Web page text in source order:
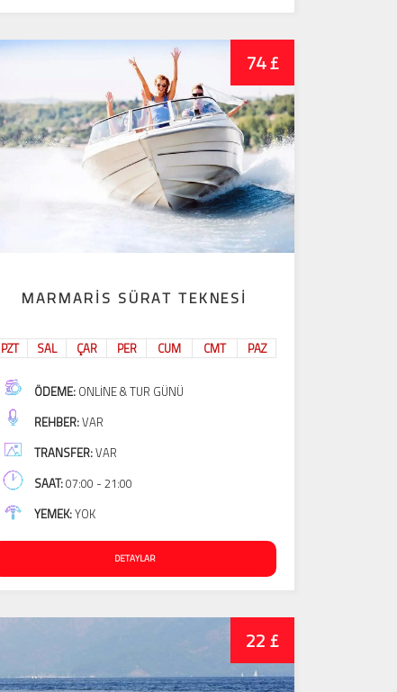
74 £
MARMARIS SÜRAT TEKNESI
PZT SAL ÇAR PER CUM CMT PAZ
ÖDEME: ONLINE & TUR GÜNÜ
REHBER:VAR
TRANSFER:VAR
SAAT:07:00 - 21:00
YEMEK:YOK
DETAYLAR
22 £